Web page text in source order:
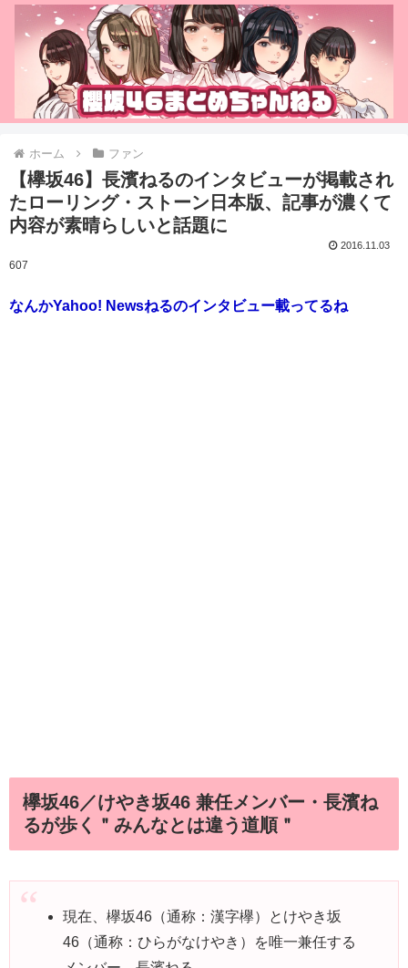
ホーム ファン
【欅坂46】長濱ねるのインタビューが掲載され
たローリング・ストーン日本版、記事が濃くて
内容が素晴らしいと話題に
2016.11.03
607
なんかYahoo! Newsねるのインタビュー載ってるね
欅坂46／けやき坂46 兼任メンバー・長濱ね
るが歩く＂みんなとは違う道順＂
現在、欅坂46（通称：漢字欅）とけやき坂
46（通称：ひらがなけやき）を唯一兼任する